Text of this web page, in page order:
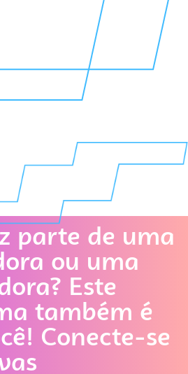
um
inovador,
sua
se conectar
parte de uma
ou uma
Este
também é
Conecte-se